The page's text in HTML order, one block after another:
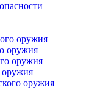
оружия
оружия